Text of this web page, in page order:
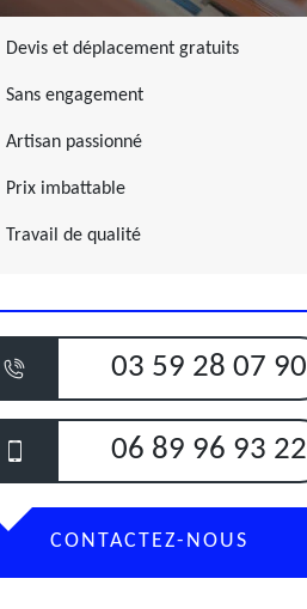
Devis et déplacement gratuits
Sans engagement
Artisan passionné
Prix imbattable
Travail de qualité
03 59 28 07 90
06 89 96 93 22
CONTACTEZ-NOUS